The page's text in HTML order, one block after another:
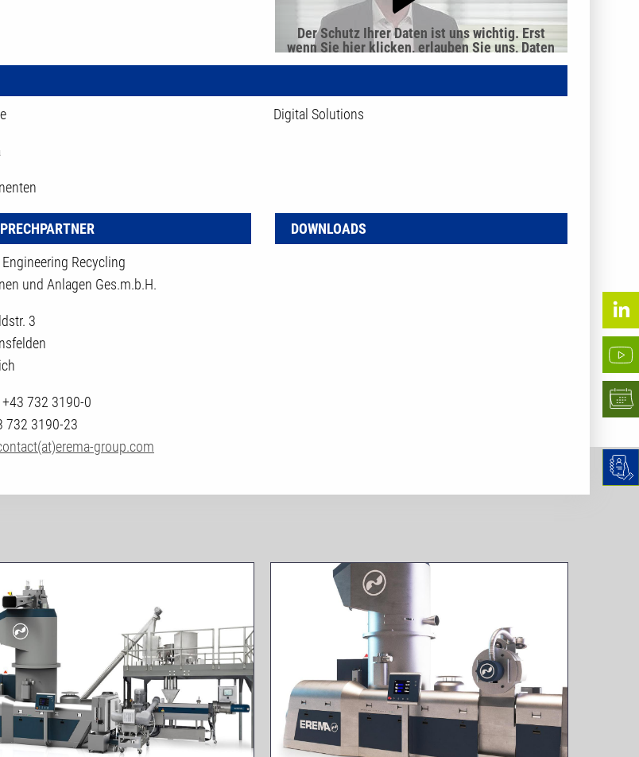
Der Schutz Ihrer Daten ist uns wichtig. Erst
wenn Sie hier klicken, erlauben Sie uns, Daten
von Dritt-Anbieter-Servern zu laden.
Digital Solutions
Engineering Recycling
und Anlagen Ges.m.b.H.
3
732 3190-0
732 3190-23
group.com
DOWNLOADS